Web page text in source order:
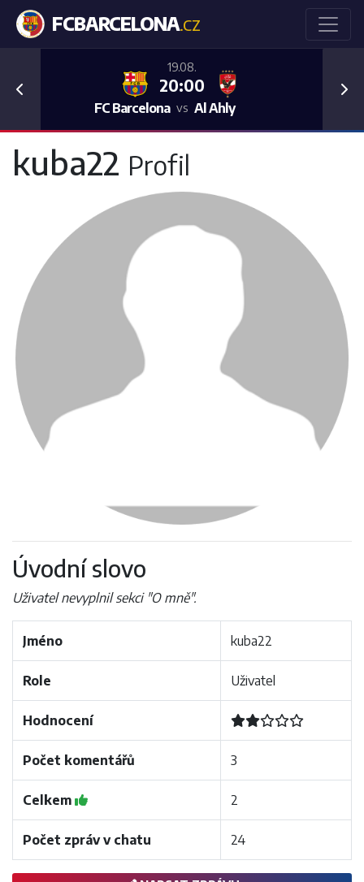
FCBARCELONA.CZ
19.08.
20:00
FC Barcelona vs Al Ahly
Previous
kuba22 Profil
Úvodní slovo
Uživatel nevyplnil sekci "O mně".
Jméno kuba22
Role Uživatel
Hodnocení
Počet komentářů 3
Celkem 2
Počet zpráv v chatu 24